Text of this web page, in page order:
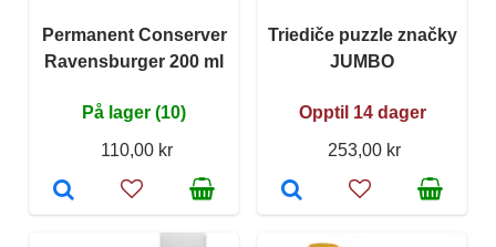
Permanent Conserver
Ravensburger 200 ml
På lager (10)
110,00 kr
Triediče puzzle značky
JUMBO
Opptil 14 dager
253,00 kr